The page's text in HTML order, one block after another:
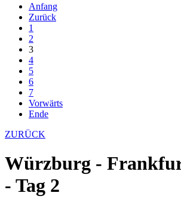
Anfang
Zurück
1
2
3
4
5
6
7
Vorwärts
Ende
ZURÜCK
Würzburg -
- Tag 2